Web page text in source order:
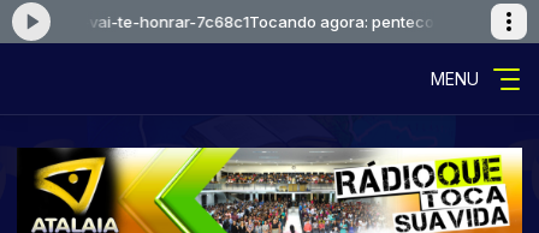
deus-vai-te-honrar-7c68c1Tocando agora: pentecostal-deus-vai-
MENU